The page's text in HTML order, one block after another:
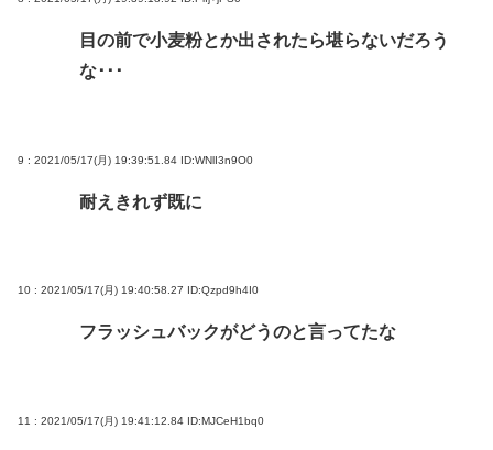
目の前で小麦粉とか出されたら堪らないだろう
な･･･
9 : 2021/05/17(月) 19:39:51.84 ID:WNlI3n9O0
耐えきれず既に
10 : 2021/05/17(月) 19:40:58.27 ID:Qzpd9h4I0
フラッシュバックがどうのと言ってたな
11 : 2021/05/17(月) 19:41:12.84 ID:MJCeH1bq0